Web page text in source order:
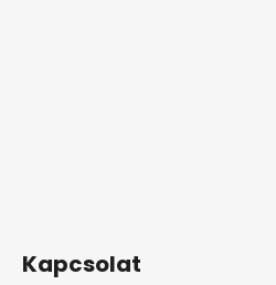
Kapcsolat